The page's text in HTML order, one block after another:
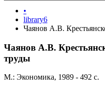
•
library6
Чаянов А.В.
Чаянов А.В.
труды
М.: Экономика, 1989 - 492 с.